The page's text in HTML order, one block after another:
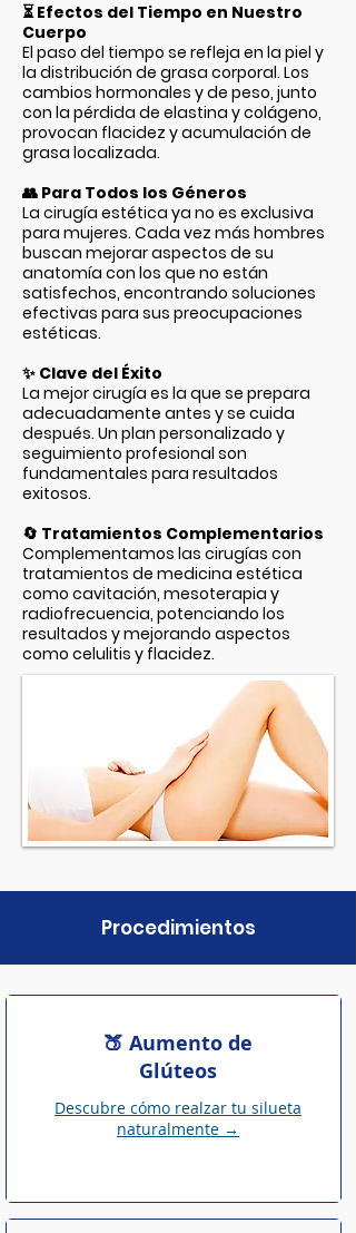
⏳Efectos del Tiempo en Nuestro
Cuerpo
El paso del tiempo se refleja en la piel y
la distribución de grasa corporal. Los
cambios hormonales y de peso, junto
con la pérdida de elastina y colágeno,
provocan flacidez y acumulación de
grasa localizada.
👥 Para Todos los Géneros
La cirugía estética ya no es exclusiva
para mujeres. Cada vez más hombres
buscan mejorar aspectos de su
anatomía con los que no están
satisfechos, encontrando soluciones
efectivas para sus preocupaciones
estéticas.
✨ Clave del Éxito
La mejor cirugía es la que se prepara
adecuadamente antes y se cuida
después. Un plan personalizado y
seguimiento profesional son
fundamentales para resultados
exitosos.
🔄 Tratamientos Complementarios
Complementamos las cirugías con
tratamientos de medicina estética
como cavitación, mesoterapia y
radiofrecuencia, potenciando los
resultados y mejorando aspectos
como celulitis y flacidez.
Procedimientos
🍑 Aumento de
Glúteos
Descubre cómo realzar tu silueta
naturalmente →